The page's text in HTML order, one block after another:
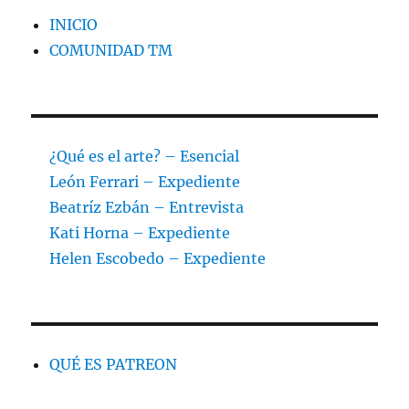
INICIO
COMUNIDAD TM
¿Qué es el arte? – Esencial
León Ferrari – Expediente
Beatríz Ezbán – Entrevista
Kati Horna – Expediente
Helen Escobedo – Expediente
QUÉ ES PATREON